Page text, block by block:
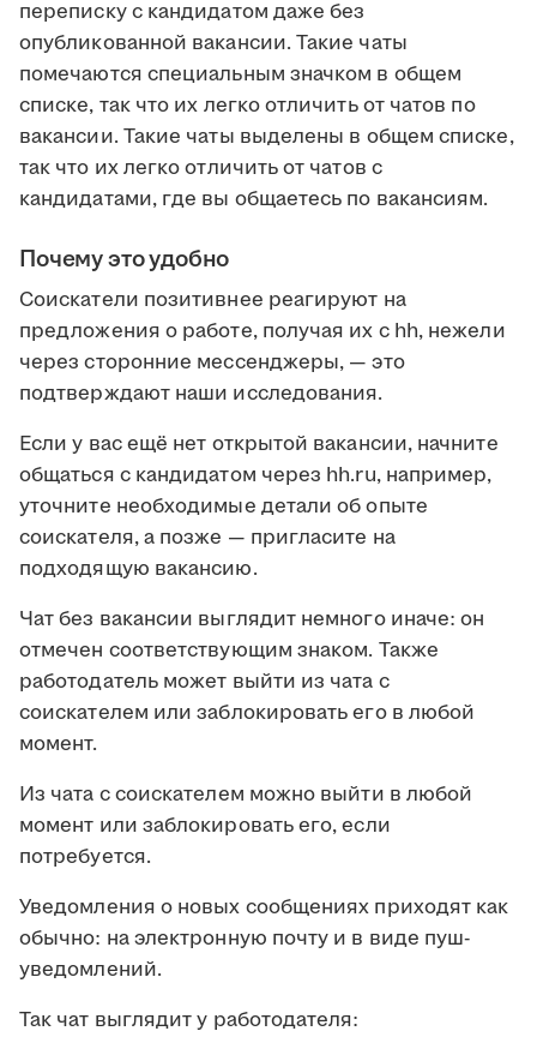
переписку с кандидатом даже без
опубликованной вакансии. Такие чаты
помечаются специальным значком в общем
списке, так что их легко отличить от чатов по
вакансии. Такие чаты выделены в общем списке,
так что их легко отличить от чатов с
кандидатами, где вы общаетесь по вакансиям.
Почему это удобно
Соискатели позитивнее реагируют на
предложения о работе, получая их с hh, нежели
через сторонние мессенджеры, — это
подтверждают наши исследования.
Если у вас ещё нет открытой вакансии, начните
общаться с кандидатом через hh.ru, например,
уточните необходимые детали об опыте
соискателя, а позже — пригласите на
подходящую вакансию.
Чат без вакансии выглядит немного иначе: он
отмечен соответствующим знаком. Также
работодатель может выйти из чата с
соискателем или заблокировать его в любой
момент.
Из чата с соискателем можно выйти в любой
момент или заблокировать его, если
потребуется.
Уведомления о новых сообщениях приходят как
обычно: на электронную почту и в виде пуш-
уведомлений.
Так чат выглядит у работодателя: